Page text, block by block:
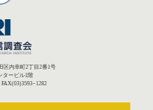
区内幸町2丁目2番1号
タービル1階